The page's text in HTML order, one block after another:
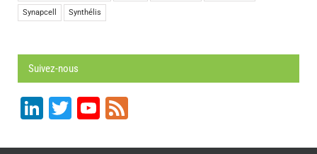
Synapcell Synthélis
Suivez-nous
LinkedIn
TwitterYouTube